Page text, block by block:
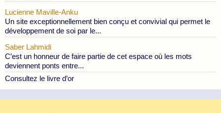
Lucienne Maville-Anku
Un site exceptionnellement bien conçu et convivial qui permet le
développement de soi par le...
Saber Lahmidi
C’est un honneur de faire partie de cet espace où les mots
deviennent ponts entre...
Consultez le livre d’or